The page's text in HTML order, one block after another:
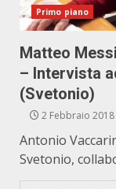
Primo piano
Matteo
– Intervista
(Svetonio)
2 Febbraio 2018
Antonio
Svetonio,